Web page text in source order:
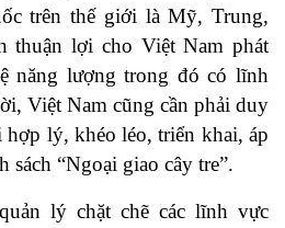
trên thế giới là Mỹ, Trung,
thuận lợi cho Việt Nam phát
năng lượng trong đó có lĩnh
Việt Nam cũng cần phải duy
lý, khéo léo, triển khai, áp
sách “Ngoại giao cây tre”.
lý chặt chẽ các lĩnh vực